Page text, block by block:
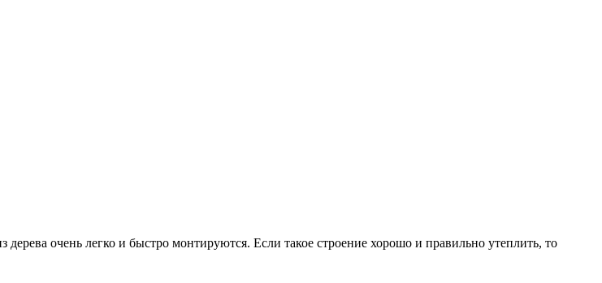
очень легко и быстро монтируются. Если такое строение хорошо и правильно утеплить, то